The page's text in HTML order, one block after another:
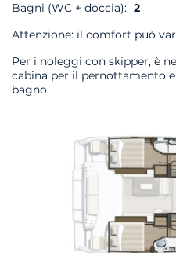
Bagni (WC + doccia): 2
Attenzione: il comfort può
Per i noleggi con skipper, è
cabina per il pernottamento
bagno.